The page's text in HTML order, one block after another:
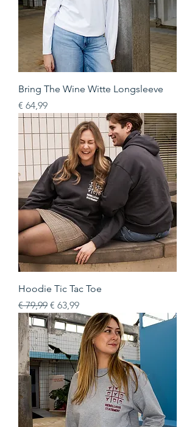
Bring The Wine Witte Longsleeve
Prijs
€ 64,99
Hoodie Tic Tac Toe
Normale prijs
€ 79,99 Verkoopprijs
€ 63,99